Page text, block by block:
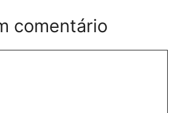
comentário